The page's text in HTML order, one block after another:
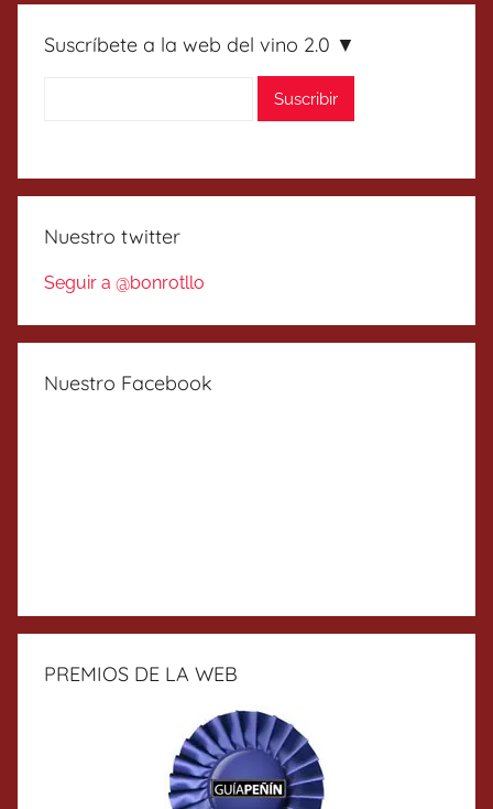
Suscríbete a la web del vino 2.0 ▼
Nuestro twitter
Seguir a @bonrotllo
Nuestro Facebook
PREMIOS DE LA WEB